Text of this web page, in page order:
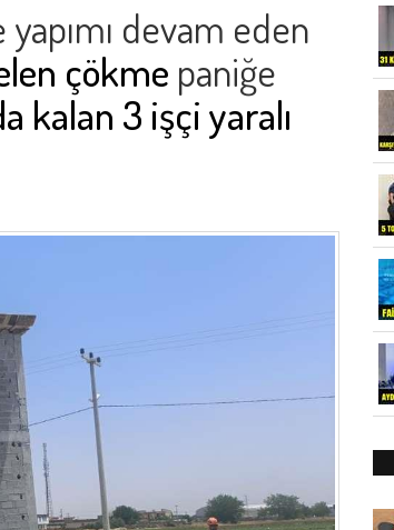
yapımı devam eden
çökme paniğe
kalan 3 işçi yaralı